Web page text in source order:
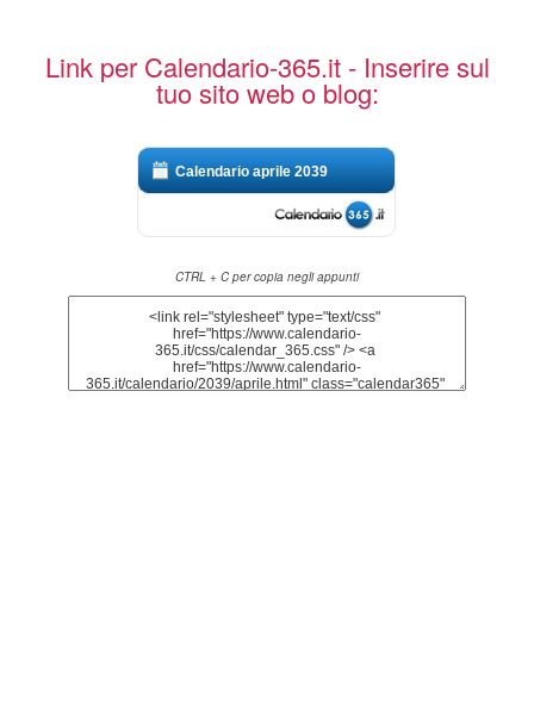
Link per Calendario-365.it - Inserire sul
tuo sito web o blog:
Calendario aprile 2039
CTRL + C per copia negli appunti